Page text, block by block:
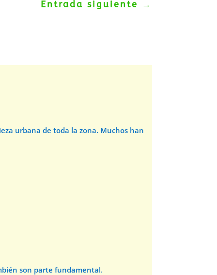
Entrada siguiente →
urbana de toda la zona. Muchos han
son parte fundamental.